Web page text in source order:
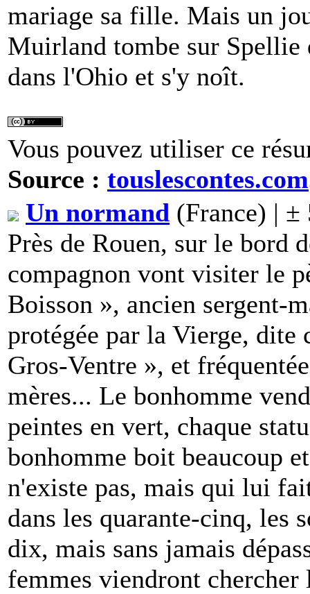
mariage sa fille. Mais un
Muirland tombe sur
dans l'Ohio et s'y noît.
Vous pouvez utiliser ce
Source : touslescontes.com
Un normand (France) |
Près de Rouen, sur le bord
compagnon vont visiter le
Boisson », ancien sergent-
protégée par la Vierge,
Gros-Ventre », et
mères... Le bonhomme
peintes en vert, chaque
bonhomme boit beaucoup
n'existe pas, mais qui lui
dans les quarante-cinq, les
dix, mais sans jamais
femmes viendront